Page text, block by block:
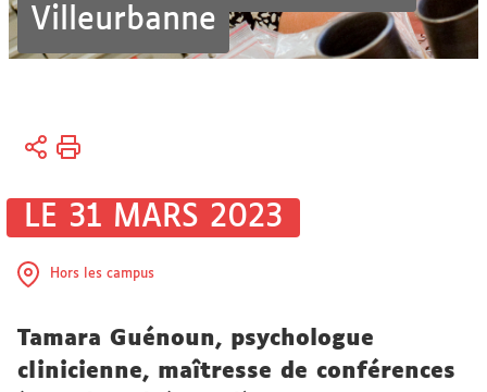
Villeurbanne
Vous
Accueil
LE 31 MARS 2023
Hors les campus
Tamara Guénoun, psychologue
clinicienne, maîtresse de conférences